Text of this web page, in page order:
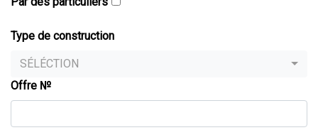
Type de construction
SÉLÉCTION
Offre №